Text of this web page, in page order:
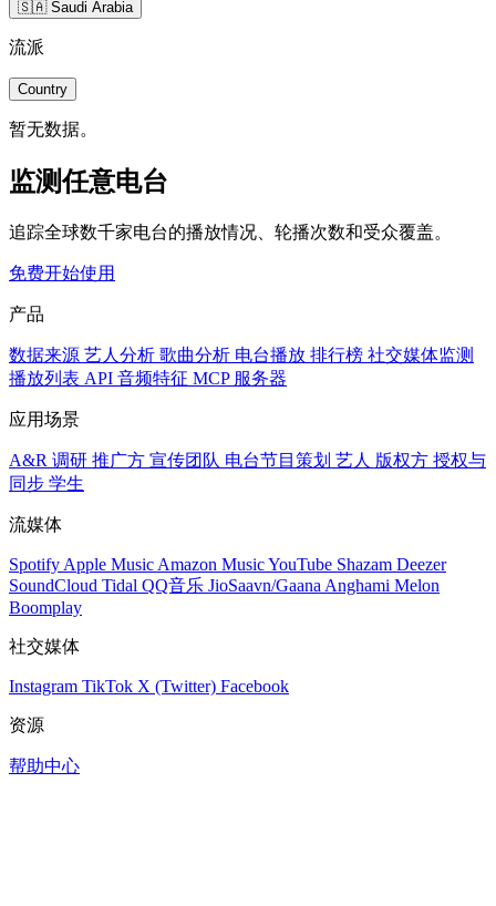
🇸🇦 Saudi Arabia
流派
Country
暂无数据。
监测任意电台
追踪全球数千家电台的播放情况、轮播次数和受众覆盖。
免费开始使用
产品
数据来源 艺人分析 歌曲分析 电台播放 排行榜 社交媒体监测
播放列表 API 音频特征 MCP 服务器
应用场景
A&R 调研 推广方 宣传团队 电台节目策划 艺人 版权方 授权与
同步 学生
流媒体
Spotify Apple Music Amazon MusicYouTube Shazam Deezer
SoundCloud Tidal QQ音乐 JioSaavn/Gaana Anghami Melon
Boomplay
社交媒体
Instagram TikTok X (Twitter) Facebook
资源
帮助中心